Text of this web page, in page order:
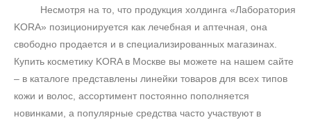
Несмотря на то, что продукция холдинга «Лаборатория
KORA» позиционируется как лечебная и аптечная, она
свободно продается и в специализированных магазинах.
Купить косметику KORA в Москве вы можете на нашем сайте
– в каталоге представлены линейки товаров для всех типов
кожи и волос, ассортимент постоянно пополняется
новинками, а популярные средства часто участвуют в